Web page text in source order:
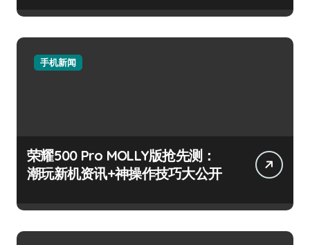
手机新闻
荣耀500 Pro MOLLY版抢先测：
潮玩新机资讯+神操作技巧大公开